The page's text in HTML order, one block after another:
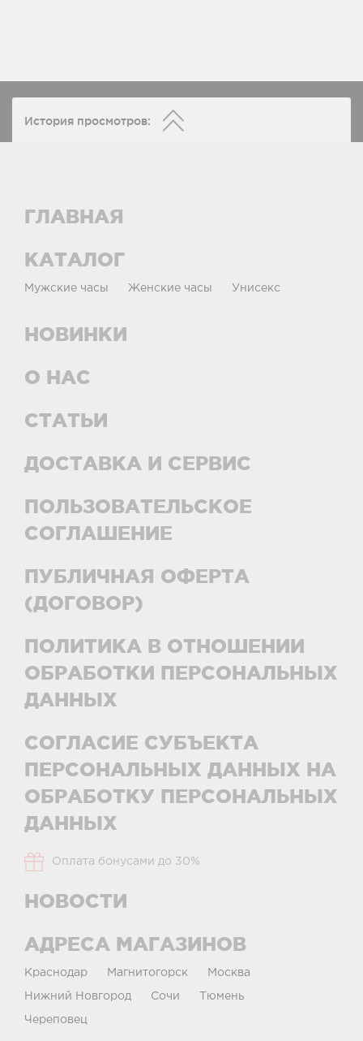
История просмотров:
ГЛАВНАЯ
КАТАЛОГ
Мужские часы Женские часы Унисекс
НОВИНКИ
О НАС
СТАТЬИ
ДОСТАВКА И СЕРВИС
ПОЛЬЗОВАТЕЛЬСКОЕ
СОГЛАШЕНИЕ
ПУБЛИЧНАЯ ОФЕРТА
(ДОГОВОР)
ПОЛИТИКА В ОТНОШЕНИИ
ОБРАБОТКИ ПЕРСОНАЛЬНЫХ
ДАННЫХ
СОГЛАСИЕ СУБЪЕКТА
ПЕРСОНАЛЬНЫХ ДАННЫХ НА
ОБРАБОТКУ ПЕРСОНАЛЬНЫХ
ДАННЫХ
Оплата бонусами до 30%
НОВОСТИ
АДРЕСА МАГАЗИНОВ
Краснодар Магнитогорск Москва
Нижний Новгород Сочи Тюмень
Череповец